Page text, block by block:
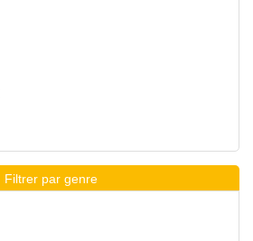
Filtrer par genre